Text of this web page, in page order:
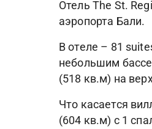
Отель The St.
аэропорта Бали.
В отеле – 81
небольшим
(518 кв.м) на
Что касается
(604 кв.м) с 1